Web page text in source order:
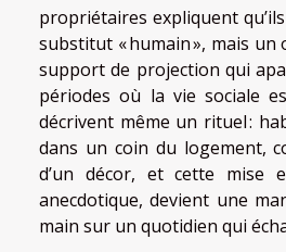
propriétaires expliquent
substitut « humain », mais un
support de projection qui
périodes où la vie sociale
décrivent même un rituel :
dans un coin du logement,
d’un décor, et cette mise
anecdotique, devient une
main sur un quotidien qui